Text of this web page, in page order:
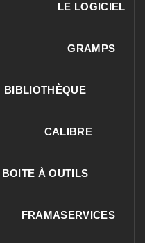
LE LOGICIEL
GRAMPS
BIBLIOTHÈQUE
CALIBRE
BOITE À OUTILS
FRAMASERVICES